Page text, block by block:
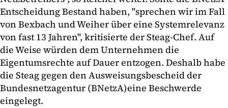
Entscheidung Bestand haben, "sprechen wir im Fall
von Bexbach und Weiher über eine Systemrelevanz
von fast 13 Jahren", kritisierte der Steag-Chef. Auf
die Weise würden dem Unternehmen die
Eigentumsrechte auf Dauer entzogen. Deshalb habe
die Steag gegen den Ausweisungsbescheid der
Bundesnetzagentur (BNetzA)eine Beschwerde
eingelegt.